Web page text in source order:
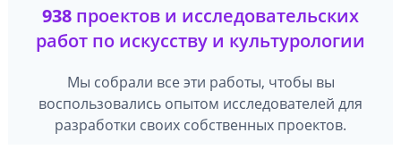
938 проектов и исследовательских
работ по искусству и культурологии
Мы собрали все эти работы, чтобы вы
воспользовались опытом исследователей для
разработки своих собственных проектов.